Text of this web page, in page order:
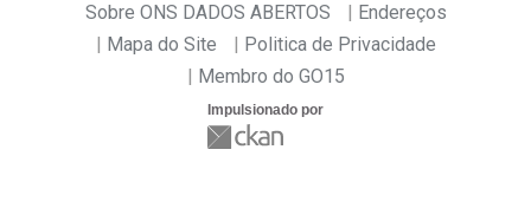
Sobre ONS DADOS ABERTOS
Endereços
Mapa do Site
Politica de Privacidade
Membro do GO15
Impulsionado por